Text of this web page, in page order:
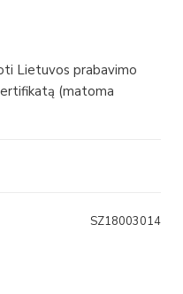
Lietuvos prabavimo
(matoma
SZ18003014